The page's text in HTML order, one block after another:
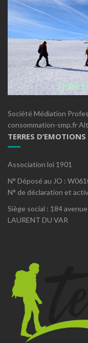
Société Médiation
consommation-smp.fr
TERRES D’EMOTIONS
Association loi 1901
N° Déposé au JO :
N° de déclaration et
Siège social : 184
LAURENT DU VAR